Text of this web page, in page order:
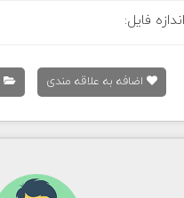
اندازه فایل:
اضافه به علاقه مندی